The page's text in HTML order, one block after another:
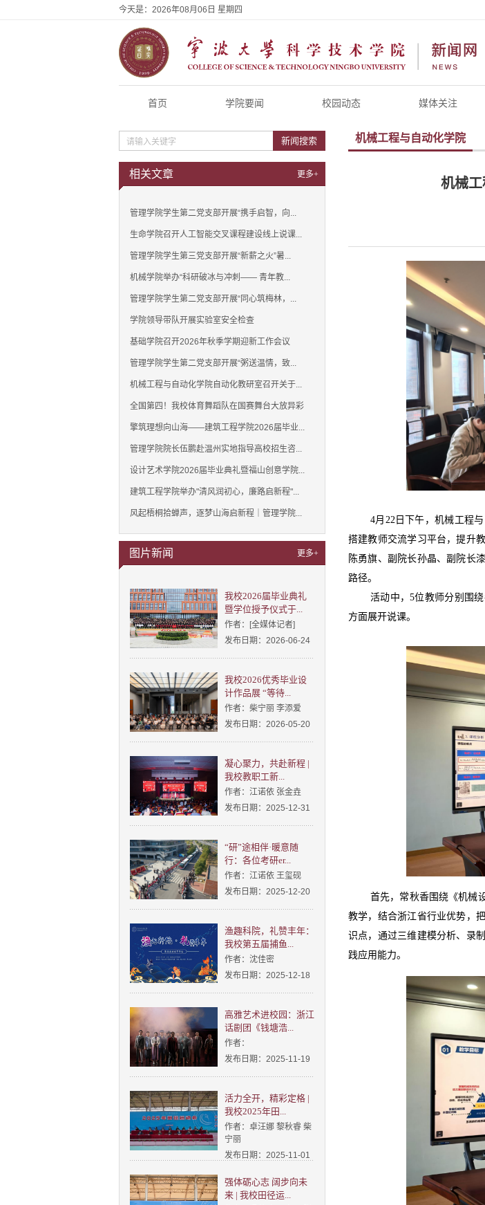
今天是： 2026年08月06日 星期四
首页 学院要闻 校园动态 媒体关注
新闻搜索
相关文章 更多+
管理学院学生第二党支部开展“携手启智，向...
生命学院召开人工智能交叉课程建设线上说课...
管理学院学生第三党支部开展“新薪之火”暑...
机械学院举办“科研破冰与冲刺—— 青年教...
管理学院学生第二党支部开展“同心筑梅林，...
学院领导带队开展实验室安全检查
基础学院召开2026年秋季学期迎新工作会议
管理学院学生第二党支部开展“粥送温情，致...
机械工程与自动化学院自动化教研室召开关于...
全国第四！我校体育舞蹈队在国赛舞台大放异彩
擎筑理想向山海——建筑工程学院2026届毕业...
管理学院院长伍鹏赴温州实地指导高校招生咨...
设计艺术学院2026届毕业典礼暨福山创意学院...
建筑工程学院举办"清风润初心，廉路启新程"...
风起梧桐拾蝉声，逐梦山海启新程｜管理学院...
图片新闻 更多+
我校2026届毕业典礼
暨学位授予仪式于...
作者：[全媒体记者]
发布日期：2026-06-24
我校2026优秀毕业设
计作品展 “等待...
作者：柴宁丽 李添爱
发布日期：2026-05-20
凝心聚力，共赴新程 |
我校教职工新...
作者：江诺依 张金垚
发布日期：2025-12-31
“研”途相伴·暖意随
行：各位考研er...
作者：江诺依 王玺砚
发布日期：2025-12-20
渔趣科院，礼赞丰年：
我校第五届捕鱼...
作者：沈佳密
发布日期：2025-12-18
高雅艺术进校园：浙江
话剧团《钱塘浩...
作者：
发布日期：2025-11-19
活力全开，精彩定格 |
我校2025年田...
作者：卓汪娜 黎秋睿 柴
宁丽
发布日期：2025-11-01
强体砺心志 阔步向未
来 | 我校田径运...
机械工程与自动化学院
机械
4月22日下午，机械工程
搭建教师交流学习平台，提升
陈勇旗、副院长孙晶、副院长
路径。
活动中，5位教师分别围
方面展开说课。
首先，常秋香围绕《机械
教学，结合浙江省行业优势，
识点，通过三维建模分析、录
践应用能力。